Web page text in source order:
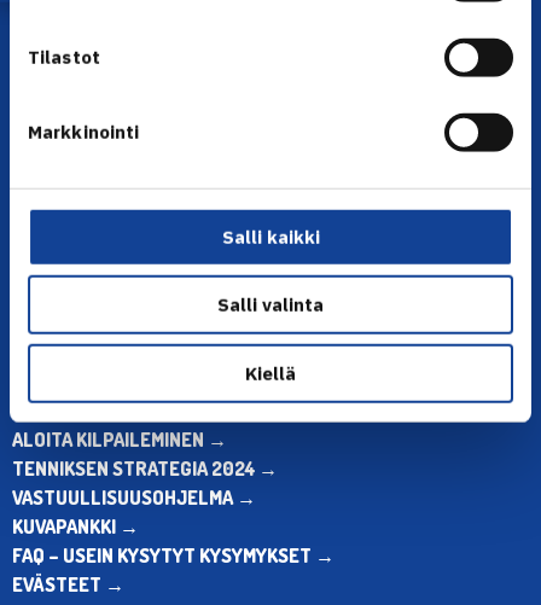
Tilastot
Markkinointi
Salli kaikki
Salli valinta
Kiellä
YHTEYSTIEDOT
Puh. 010 574 3959
Muina aikoina olkaa yhteydessä
sähköpostitse: toimisto@tennis.fi
ALOITA HARRASTUS →
ALOITA KILPAILEMINEN →
TENNIKSEN STRATEGIA 2024 →
VASTUULLISUUSOHJELMA →
KUVAPANKKI →
FAQ – USEIN KYSYTYT KYSYMYKSET →
EVÄSTEET →